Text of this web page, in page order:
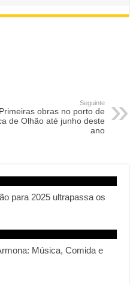
Seguinte
Primeiras obras no porto de
de Olhão até junho deste
ano
para 2025 ultrapassa os
Música, Comida e